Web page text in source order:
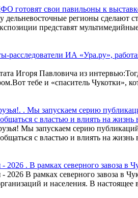
готовят свои павильоны к
дельневосточные регионы сделают
представят
расследователи ИА «Ура.ру»,
Игоря Павловича из
тебе и «спаситель Чукотки»,
. Мы запускаем серию
с властью и влиять на жизнь
Мы запускаем серию
с властью и влиять на
2026 . В рамках северного завоза в
2026 В рамках северного завоза в
и населения. В настоящее